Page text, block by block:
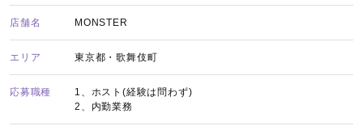
店舗名 MONSTER
エリア 東京都・歌舞伎町
応募職種
1、ホスト(経験は問わず)
2、内勤業務